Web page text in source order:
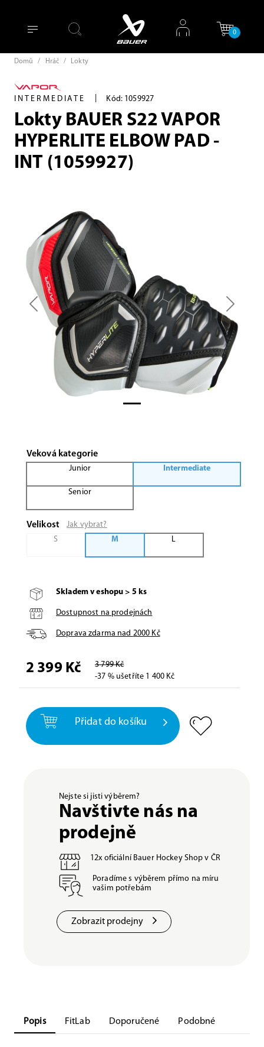
0
Domů / Hráč / Lokty
INTERMEDIATE Kód: 1059927
Lokty BAUER S22 VAPOR
HYPERLITE ELBOW PAD -
INT (1059927)
Previous Next
Veková kategorie
Junior Intermediate
Senior
Velikost
Jak vybrat?
S
M L
Skladem v eshopu > 5 ks
Dostupnost na prodejnách
Doprava zdarma nad 2000 Kč
2 399 Kč
3 799 Kč
-37 % ušetříte 1 400 Kč
Přidat do košíku
Nejste si jisti výběrem?
Navštivte nás na
prodejně
12x oficiální Bauer Hockey Shop v ČR
Poradíme s výběrem přímo na míru
vašim potřebám
Zobrazit prodejny
Popis FitLab Doporučené Podobné